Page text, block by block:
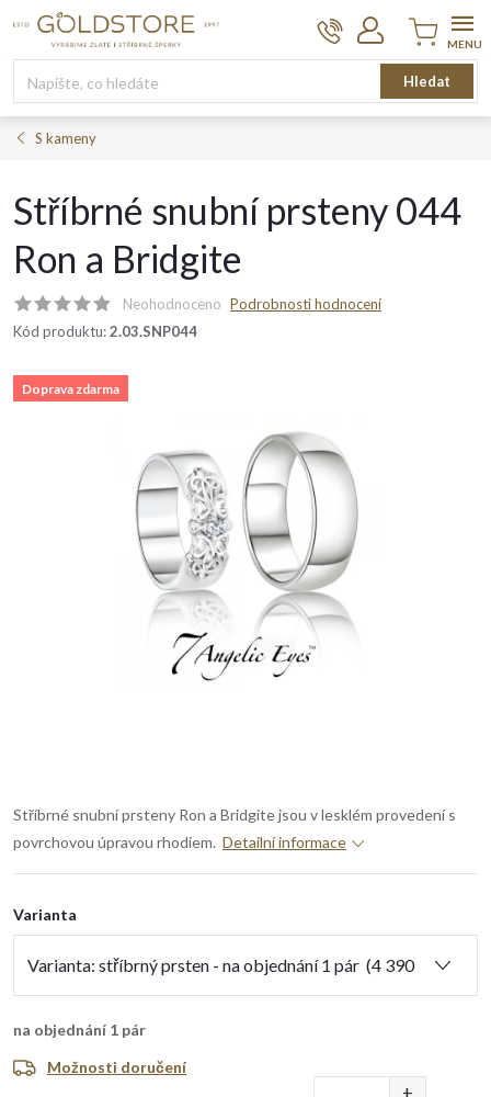
Hledat
Nákupní
košík
S kameny
Stříbrné snubní prsteny 044
Ron a Bridgite
Neohodnoceno Podrobnosti hodnocení
Kód produktu:2.03.SNP044
Doprava zdarma
Stříbrné snubní prsteny Ron a Bridgite jsou v lesklém provedení s
povrchovou úpravou rhodiem. Detailní informace
Varianta
na objednání 1 pár
Možnosti doručení